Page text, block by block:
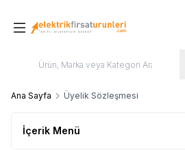
Ana Sayfa Üyelik Sözleşmesi
İçerik Menü